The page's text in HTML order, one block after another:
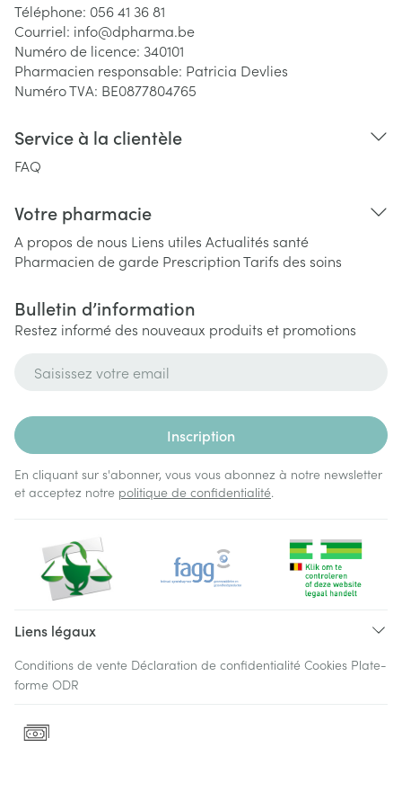
Téléphone: 056 41 36 81
Courriel: info@dpharma.be
Numéro de licence: 340101
Pharmacien responsable: Patricia Devlies
Numéro TVA: BE0877804765
Service à la clientèle
FAQ
Votre pharmacie
A propos de nous Liens utiles Actualités santé
Pharmacien de garde PrescriptionTarifs des soins
Bulletin d’information
Restez informé des nouveaux produits et promotions
Inscription
En cliquant sur s'abonner, vous vous abonnez à notre newsletter
et acceptez notre politique de confidentialité.
Liens légaux
Conditions de vente Déclaration de confidentialité Cookies Plate-
forme ODR